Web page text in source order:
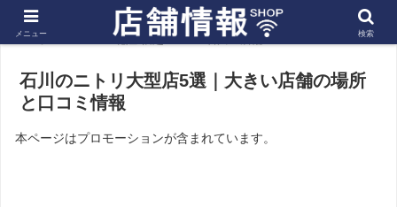
ホーム 北陸 信越 石川の店舗
石川のニトリ大型店5選｜大きい店舗の場所
と口コミ情報
本ページはプロモーションが含まれています。
メニュー 検索